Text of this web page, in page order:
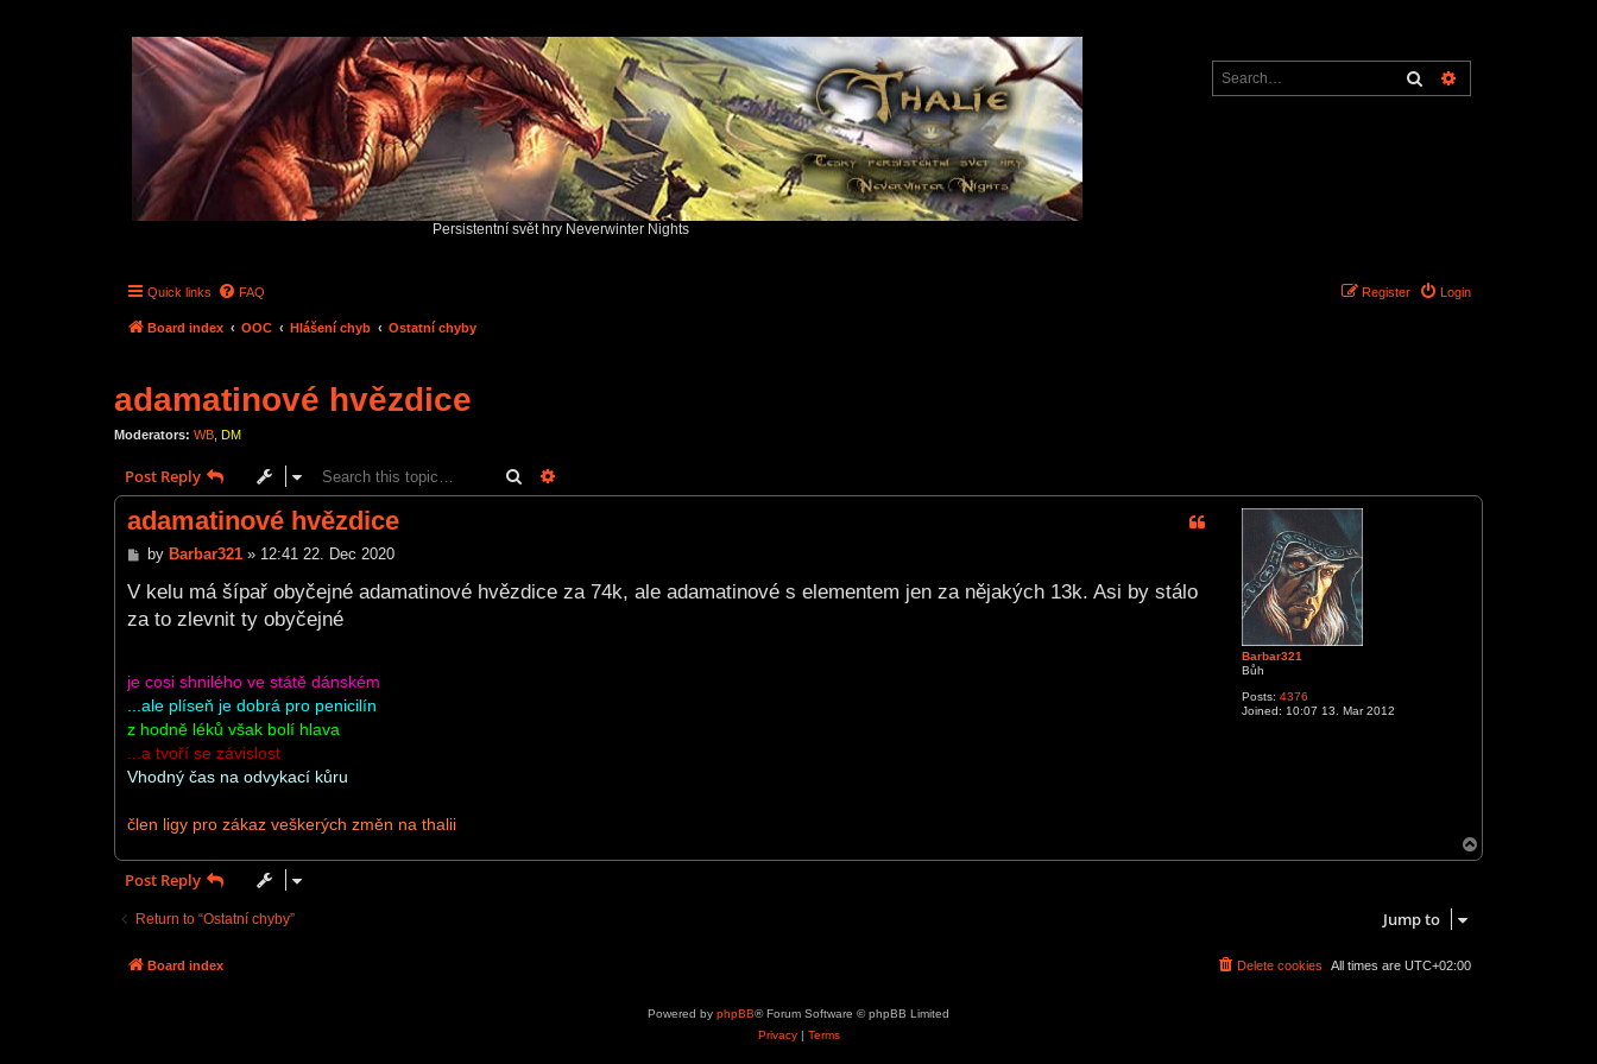
Persistentní svět hry Neverwinter Nights
Search
Quick links FAQ Login
Register
Board index OOC Hlášení chyb Ostatní chyby
adamatinové hvězdice
Moderators: WB DM
Post Reply Search
Barbar321
Bůh
Posts: 4376
Joined: 10:07 13. Mar 2012
adamatinové hvězdice
P
s
by Barbar321» 12:41 22. Dec 2020
V kelu má šípař obyčejné adamatinové hvězdice za 74k, ale adamatinové s elementem jen za nějakých 13k. Asi by stálo
za to zlevnit ty obyčejné
je cosi shnilého ve státě dánském
...ale plíseň je dobrá pro penicilín
z hodně léků však bolí hlava
...a tvoří se závislost
Vhodný čas na odvykací kůru
člen ligy pro zákaz veškerých změn na thalii
o
Post Reply
Return to “Ostatní chyby” Jump to
Board index All times are UTC+02:00
Delete cookies
Powered by phpBB® Forum Software © phpBB Limited
Privacy| Terms